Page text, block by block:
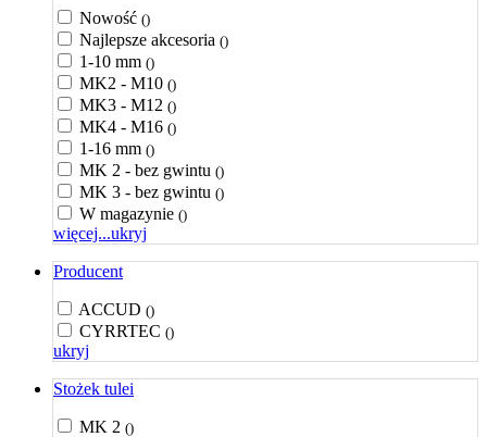
Nowość ()
Najlepsze akcesoria ()
1-10 mm ()
MK2 - M10 ()
MK3 - M12 ()
MK4 - M16 ()
1-16 mm ()
MK 2 - bez gwintu ()
MK 3 - bez gwintu ()
W magazynie ()
więcej...ukryj
Producent
ACCUD ()
CYRRTEC ()
ukryj
Stożek tulei
MK 2 ()